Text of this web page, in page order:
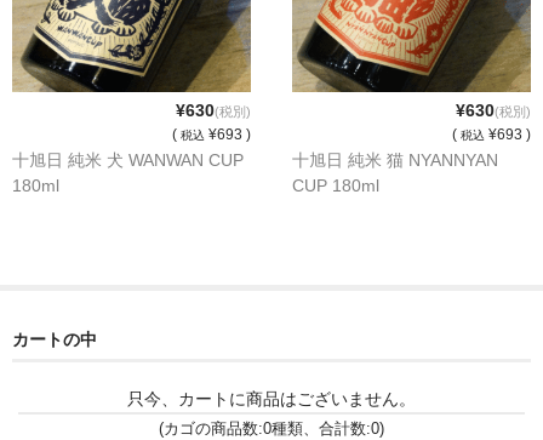
¥630(税別)
( 税込 ¥693 )
十旭日 純米 犬 WANWAN CUP
180ml
¥630(税別)
( 税込 ¥693 )
十旭日 純米 猫 NYANNYAN
CUP 180ml
カートの中
只今、カートに商品はございません。
(カゴの商品数:0種類、合計数:0)